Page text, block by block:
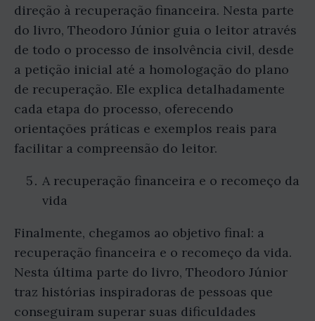
direção à recuperação financeira. Nesta parte
do livro, Theodoro Júnior guia o leitor através
de todo o processo de insolvência civil, desde
a petição inicial até a homologação do plano
de recuperação. Ele explica detalhadamente
cada etapa do processo, oferecendo
orientações práticas e exemplos reais para
facilitar a compreensão do leitor.
A recuperação financeira e o recomeço da
vida
Finalmente, chegamos ao objetivo final: a
recuperação financeira e o recomeço da vida.
Nesta última parte do livro, Theodoro Júnior
traz histórias inspiradoras de pessoas que
conseguiram superar suas dificuldades